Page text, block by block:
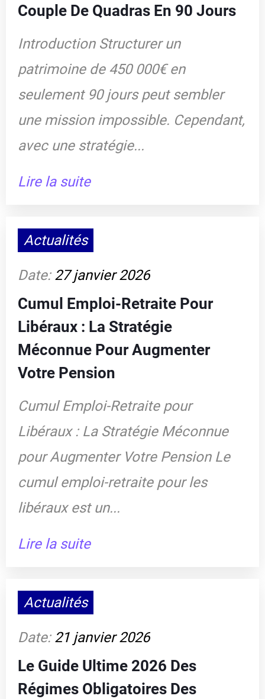
Couple De Quadras En 90 Jours
Introduction Structurer un
patrimoine de 450 000€ en
seulement 90 jours peut sembler
une mission impossible. Cependant,
avec une stratégie...
Lire la suite
Actualités
Date: 27 janvier 2026
Cumul Emploi-Retraite Pour
Libéraux : La Stratégie
Méconnue Pour Augmenter
Votre Pension
Cumul Emploi-Retraite pour
Libéraux : La Stratégie Méconnue
pour Augmenter Votre Pension Le
cumul emploi-retraite pour les
libéraux est un...
Lire la suite
Actualités
Date: 21 janvier 2026
Le Guide Ultime 2026 Des
Régimes Obligatoires Des